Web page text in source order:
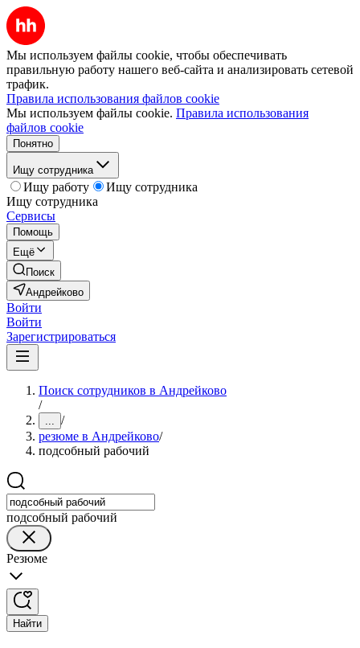
Мы используем файлы cookie, чтобы обеспечивать
правильную работу нашего веб-сайта и анализировать сетевой
трафик.
Правила использования файлов cookie
Мы используем файлы cookie. Правила использования
файлов cookie
Понятно
Ищу сотрудника
Ищу работу
Ищу сотрудника
Ищу сотрудника
Сервисы
Помощь
Ещё
Поиск
Андрейково
Войти
Войти
Зарегистрироваться
Поиск сотрудников в Андрейково
/
... /
резюме в Андрейково/
подсобный рабочий
подсобный рабочий
Резюме
Найти